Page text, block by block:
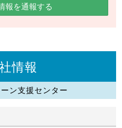
報を通報する
情報
ン支援センター